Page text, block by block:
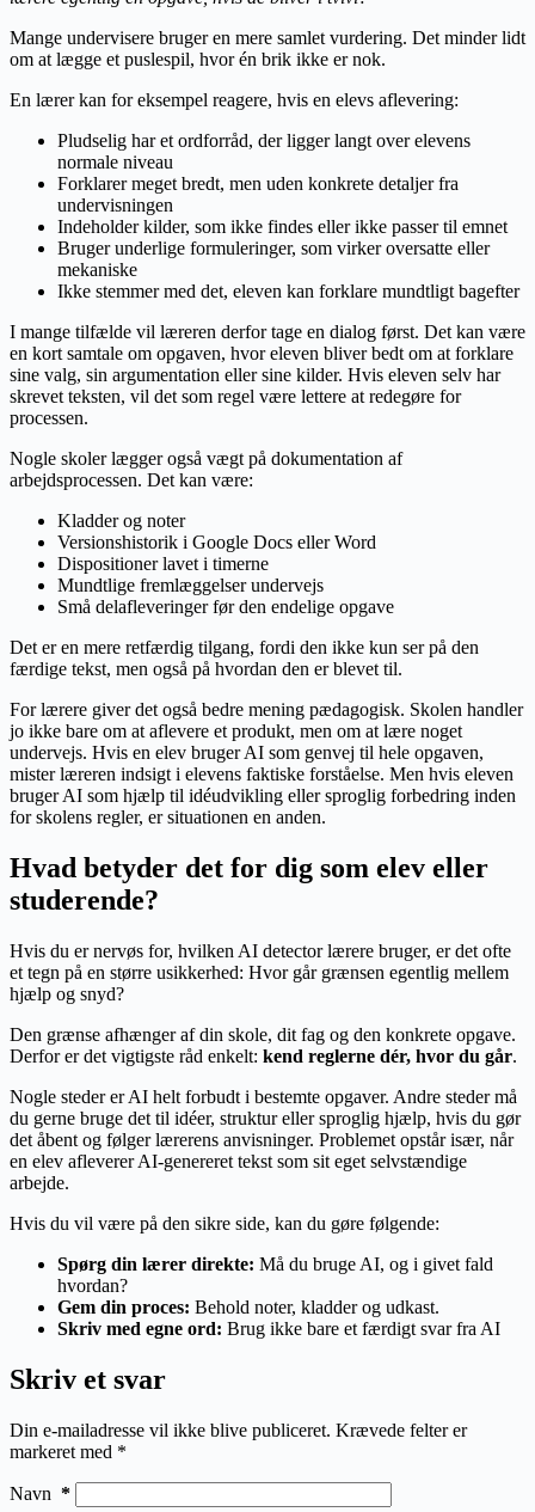
Mange undervisere bruger en mere samlet vurdering. Det minder lidt
om at lægge et puslespil, hvor én brik ikke er nok.
En lærer kan for eksempel reagere, hvis en elevs aflevering:
Pludselig har et ordforråd, der ligger langt over elevens
normale niveau
Forklarer meget bredt, men uden konkrete detaljer fra
undervisningen
Indeholder kilder, som ikke findes eller ikke passer til emnet
Bruger underlige formuleringer, som virker oversatte eller
mekaniske
Ikke stemmer med det, eleven kan forklare mundtligt bagefter
I mange tilfælde vil læreren derfor tage en dialog først. Det kan være
en kort samtale om opgaven, hvor eleven bliver bedt om at forklare
sine valg, sin argumentation eller sine kilder. Hvis eleven selv har
skrevet teksten, vil det som regel være lettere at redegøre for
processen.
Nogle skoler lægger også vægt på dokumentation af
arbejdsprocessen. Det kan være:
Kladder og noter
Versionshistorik i Google Docs eller Word
Dispositioner lavet i timerne
Mundtlige fremlæggelser undervejs
Små delafleveringer før den endelige opgave
Det er en mere retfærdig tilgang, fordi den ikke kun ser på den
færdige tekst, men også på hvordan den er blevet til.
For lærere giver det også bedre mening pædagogisk. Skolen handler
jo ikke bare om at aflevere et produkt, men om at lære noget
undervejs. Hvis en elev bruger AI som genvej til hele opgaven,
mister læreren indsigt i elevens faktiske forståelse. Men hvis eleven
bruger AI som hjælp til idéudvikling eller sproglig forbedring inden
for skolens regler, er situationen en anden.
Hvad betyder det for dig som elev eller
studerende?
Hvis du er nervøs for, hvilken AI detector lærere bruger, er det ofte
et tegn på en større usikkerhed: Hvor går grænsen egentlig mellem
hjælp og snyd?
Den grænse afhænger af din skole, dit fag og den konkrete opgave.
Derfor er det vigtigste råd enkelt: kend reglerne dér, hvor du går.
Nogle steder er AI helt forbudt i bestemte opgaver. Andre steder må
du gerne bruge det til idéer, struktur eller sproglig hjælp, hvis du gør
det åbent og følger lærerens anvisninger. Problemet opstår især, når
en elev afleverer AI-genereret tekst som sit eget selvstændige
arbejde.
Hvis du vil være på den sikre side, kan du gøre følgende:
Spørg din lærer direkte: Må du bruge AI, og i givet fald
hvordan?
Gem din proces: Behold noter, kladder og udkast.
Skriv med egne ord: Brug ikke bare et færdigt svar fra AI
Skriv et svar
Din e-mailadresse vil ikke blive publiceret. Krævede felter er
markeret med *
Navn *